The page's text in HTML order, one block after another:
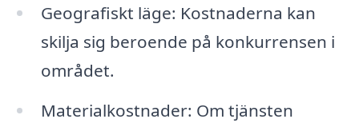
Geografiskt läge: Kostnaderna kan
skilja sig beroende på konkurrensen i
området.
Materialkostnader: Om tjänsten